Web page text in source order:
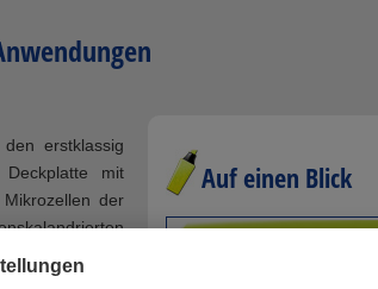
erstklassig
Deckplatte mit
der
ihren Beitrag
Auf einen Blick